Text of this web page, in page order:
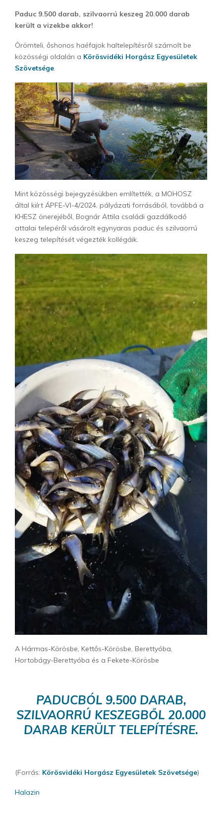
Paduc 9.500 darab, szilvaorrú keszeg 20.000 darab
került a vizekbe akkor!
Örömteli, őshonos haéfajok haltelepítésről számolt be
közösségi oldalán a Körösvidéki Horgász Egyesületek
Szövetsége.
Mint közösségi bejegyzésükben említették, a MOHOSZ
által kiírt ÁPFE-VI-4/2024. pályázati forrásából, továbbá a
KHESZ önerejéből, Bognár Attila családi gazdálkodó
attalai telepéről vásárolt egynyaras paduc és szilvaorrú
keszeg telepítését végezték kollégáik.
A Hármas-Körösbe, Kettős-Körösbe, Berettyóba,
Hortobágy-Berettyóba és a Fekete-Körösbe
PADUCBÓL 9.500 DARAB,
SZILVAORRÚ KESZEGBŐL 20.000
DARAB KERÜLT TELEPÍTÉSRE.
(Forrás: Körösvidéki Horgász Egyesületek Szövetsége)
Halazin